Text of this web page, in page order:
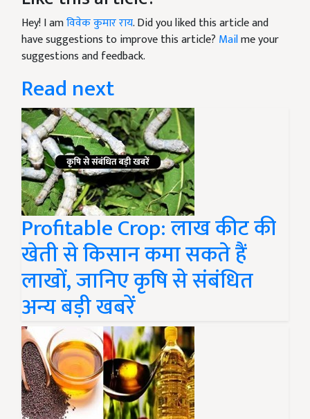
Hey! I amविवेक कुमार राय. Did you liked this article and
have suggestions to improve this article? Mailme your
suggestions and feedback.
Read next
Profitable Crop: लाख कीट की
खेती से किसान कमा सकते हैं
लाखों, जानिए कृषि से संबंधित
अन्य बड़ी खबरें